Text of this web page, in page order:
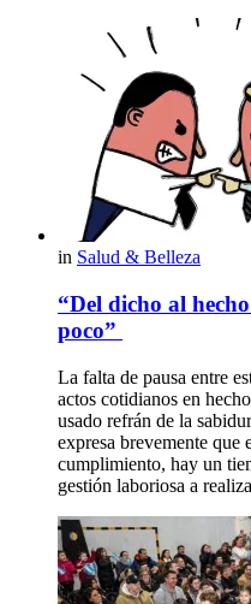
in Salud & Belleza
“Del dicho al
poco”
La falta de pausa entre
actos cotidianos en
usado refrán de la
expresa brevemente que
cumplimiento, hay un
gestión laboriosa a